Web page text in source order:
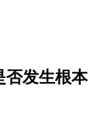
否发生根本